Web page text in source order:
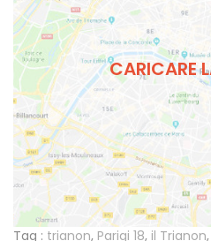
CARICARE
Tag : trianon, Parigi 18, il Trianon,